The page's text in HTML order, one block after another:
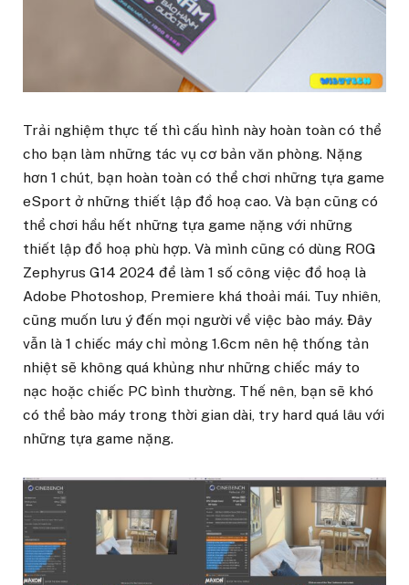
Trải nghiệm thực tế thì cấu hình này hoàn toàn có thể
cho bạn làm những tác vụ cơ bản văn phòng. Nặng
hơn 1 chút, bạn hoàn toàn có thể chơi những tựa game
eSport ở những thiết lập đồ hoạ cao. Và bạn cũng có
thể chơi hầu hết những tựa game nặng với những
thiết lập đồ hoạ phù hợp. Và mình cũng có dùng ROG
Zephyrus G14 2024 để làm 1 số công việc đồ hoạ là
Adobe Photoshop, Premiere khá thoải mái. Tuy nhiên,
cũng muốn lưu ý đến mọi người về việc bào máy. Đây
vẫn là 1 chiếc máy chỉ mỏng 1.6cm nên hệ thống tản
nhiệt sẽ không quá khủng như những chiếc máy to
nạc hoặc chiếc PC bình thường. Thế nên, bạn sẽ khó
có thể bào máy trong thời gian dài, try hard quá lâu với
những tựa game nặng.